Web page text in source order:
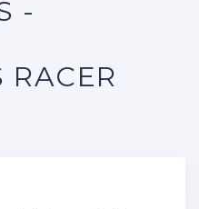
-
RACER